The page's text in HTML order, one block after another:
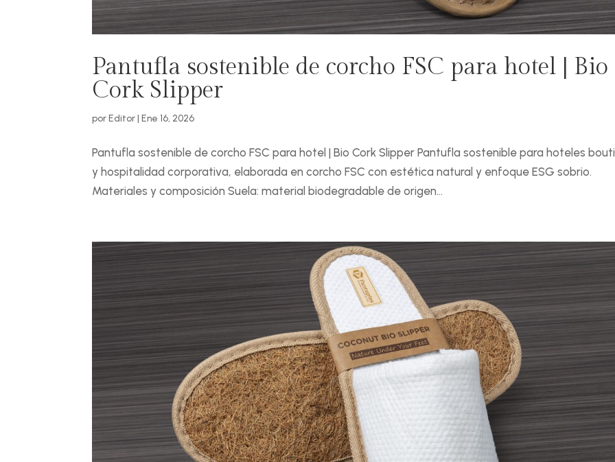
Pantufla sostenible de corcho FSC para hotel | Bio
Cork Slipper
porEditor|Ene 16, 2026
Pantufla sostenible de corcho FSC para hotel | Bio Cork Slipper Pantufla sostenible para hoteles
y hospitalidad corporativa, elaborada en corcho FSC con estética natural y enfoque ESG sobrio.
Materiales y composición Suela: material biodegradable de origen...